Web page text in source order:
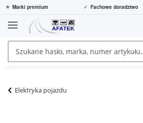
⭐ Marki premium ✓ Fachowe doradztwo
Elektryka pojazdu